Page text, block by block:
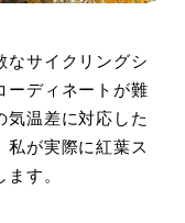
なサイクリングシ
ーディネートが難
気温差に対応した
私が実際に紅葉ス
す。